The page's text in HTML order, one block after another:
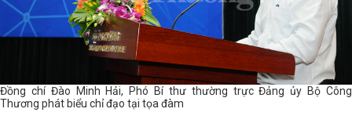
Đồng chí Đào Minh Hải, Phó Bí thư thường trực Đảng ủy Bộ Công
Thương phát biểu chỉ đạo tại tọa đàm